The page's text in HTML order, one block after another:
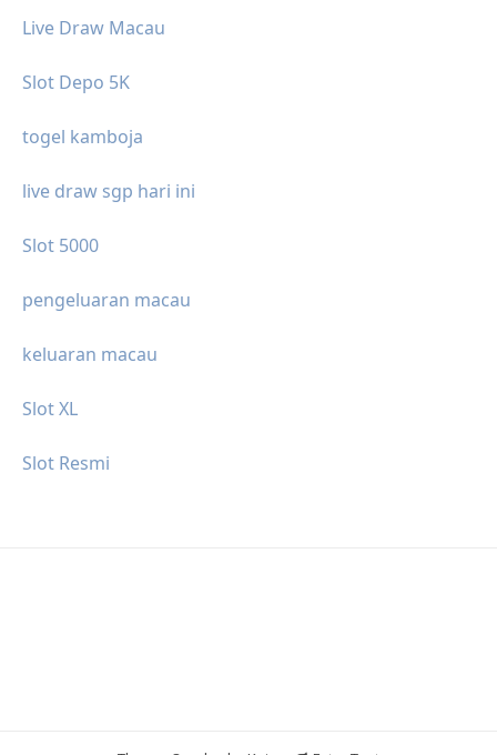
Live Draw Macau
Slot Depo 5K
togel kamboja
live draw sgp hari ini
Slot 5000
pengeluaran macau
keluaran macau
Slot XL
Slot Resmi